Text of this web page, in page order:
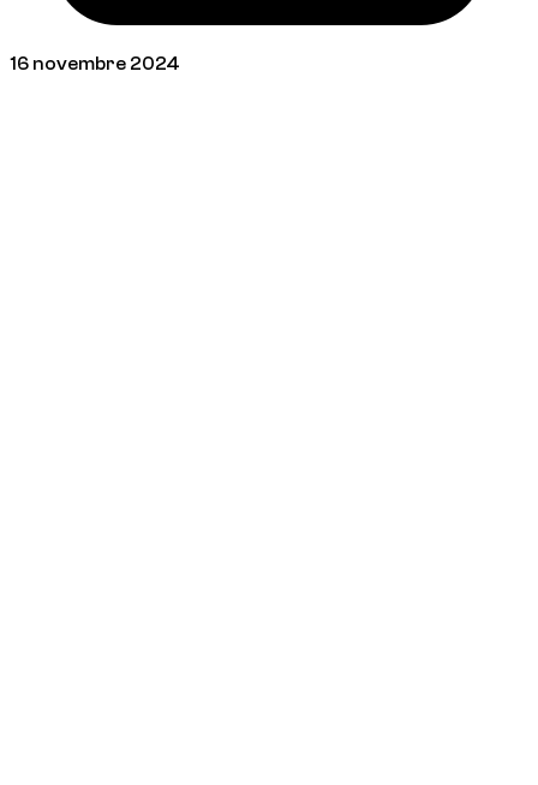
16 novembre 2024